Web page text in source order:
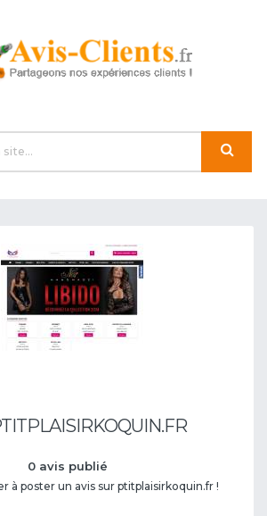
0 avis publié
à poster un avis sur ptitplaisirkoquin.fr !